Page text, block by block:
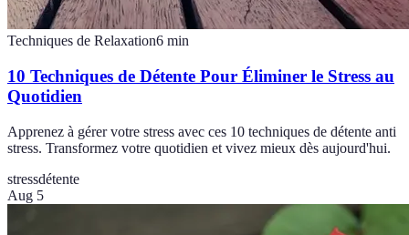
Techniques de Relaxation6 min
10 Techniques de Détente Pour Éliminer le Stress au
Quotidien
Apprenez à gérer votre stress avec ces 10 techniques de détente anti
stress. Transformez votre quotidien et vivez mieux dès aujourd'hui.
stressdétente
Aug 5